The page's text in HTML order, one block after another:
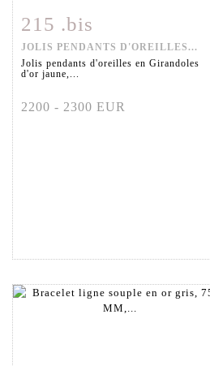
Fiche détaillée
215 .bis
JOLIS PENDANTS D'OREILLES...
Jolis pendants d'oreilles en Girandoles
d'or jaune,...
2200 - 2300 EUR